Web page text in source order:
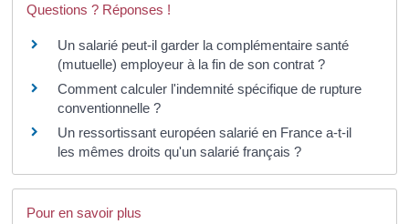
Questions ? Réponses !
Un salarié peut-il garder la complémentaire santé
(mutuelle) employeur à la fin de son contrat ?
Comment calculer l'indemnité spécifique de rupture
conventionnelle ?
Un ressortissant européen salarié en France a-t-il
les mêmes droits qu'un salarié français ?
Pour en savoir plus